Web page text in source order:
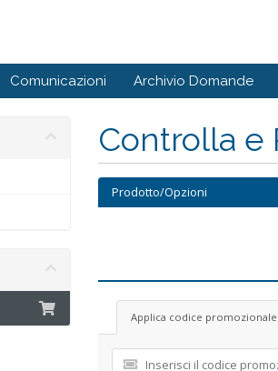
Comunicazioni Archivio Domande
Controlla e
Prodotto/Opzioni
Applica codice promozionale